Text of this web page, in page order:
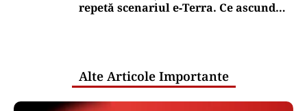
repetă scenariul e‑Terra. Ce ascund
Alte Articole Importante